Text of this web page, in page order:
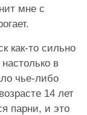
мне с
как-то сильно
в
чье-либо
14 лет
парни, и это